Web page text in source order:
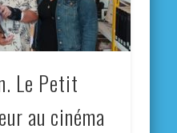
Le Petit
au cinéma